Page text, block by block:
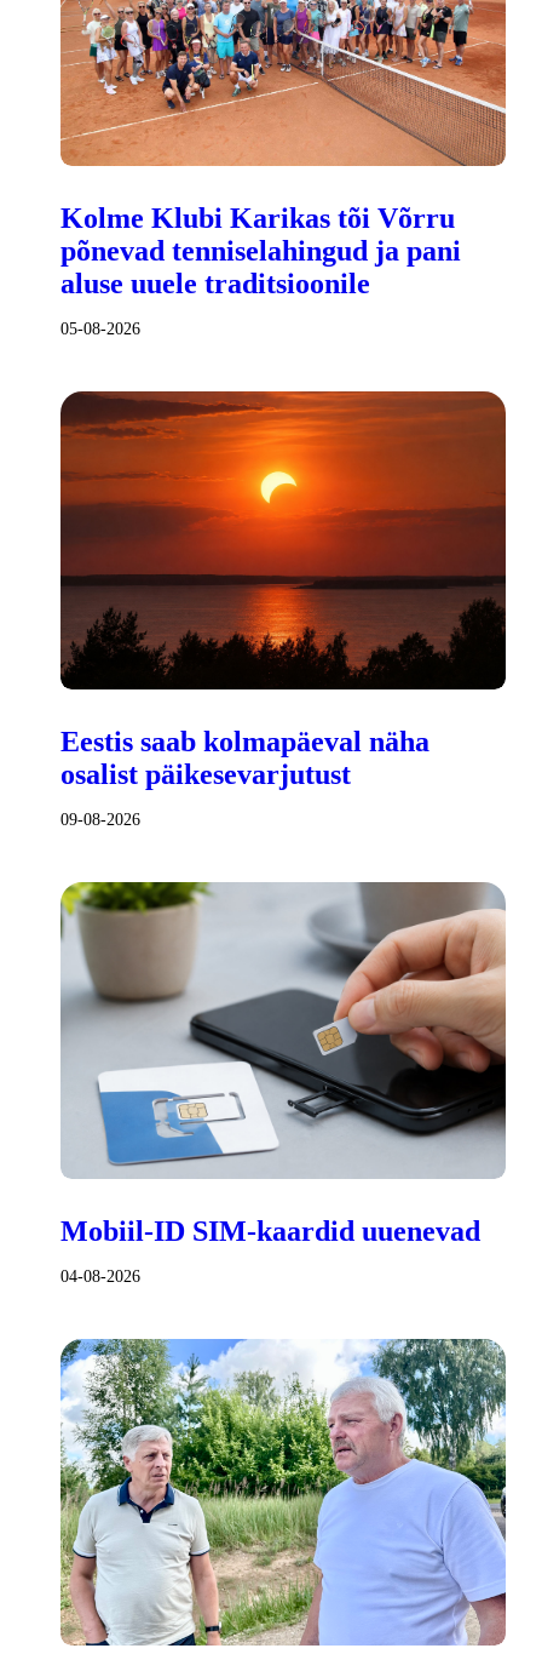
Kolme Klubi Karikas tõi Võrru
põnevad tenniselahingud ja pani
aluse uuele traditsioonile
05-08-2026
Eestis saab kolmapäeval näha
osalist päikesevarjutust
09-08-2026
Mobiil-ID SIM-kaardid uuenevad
04-08-2026